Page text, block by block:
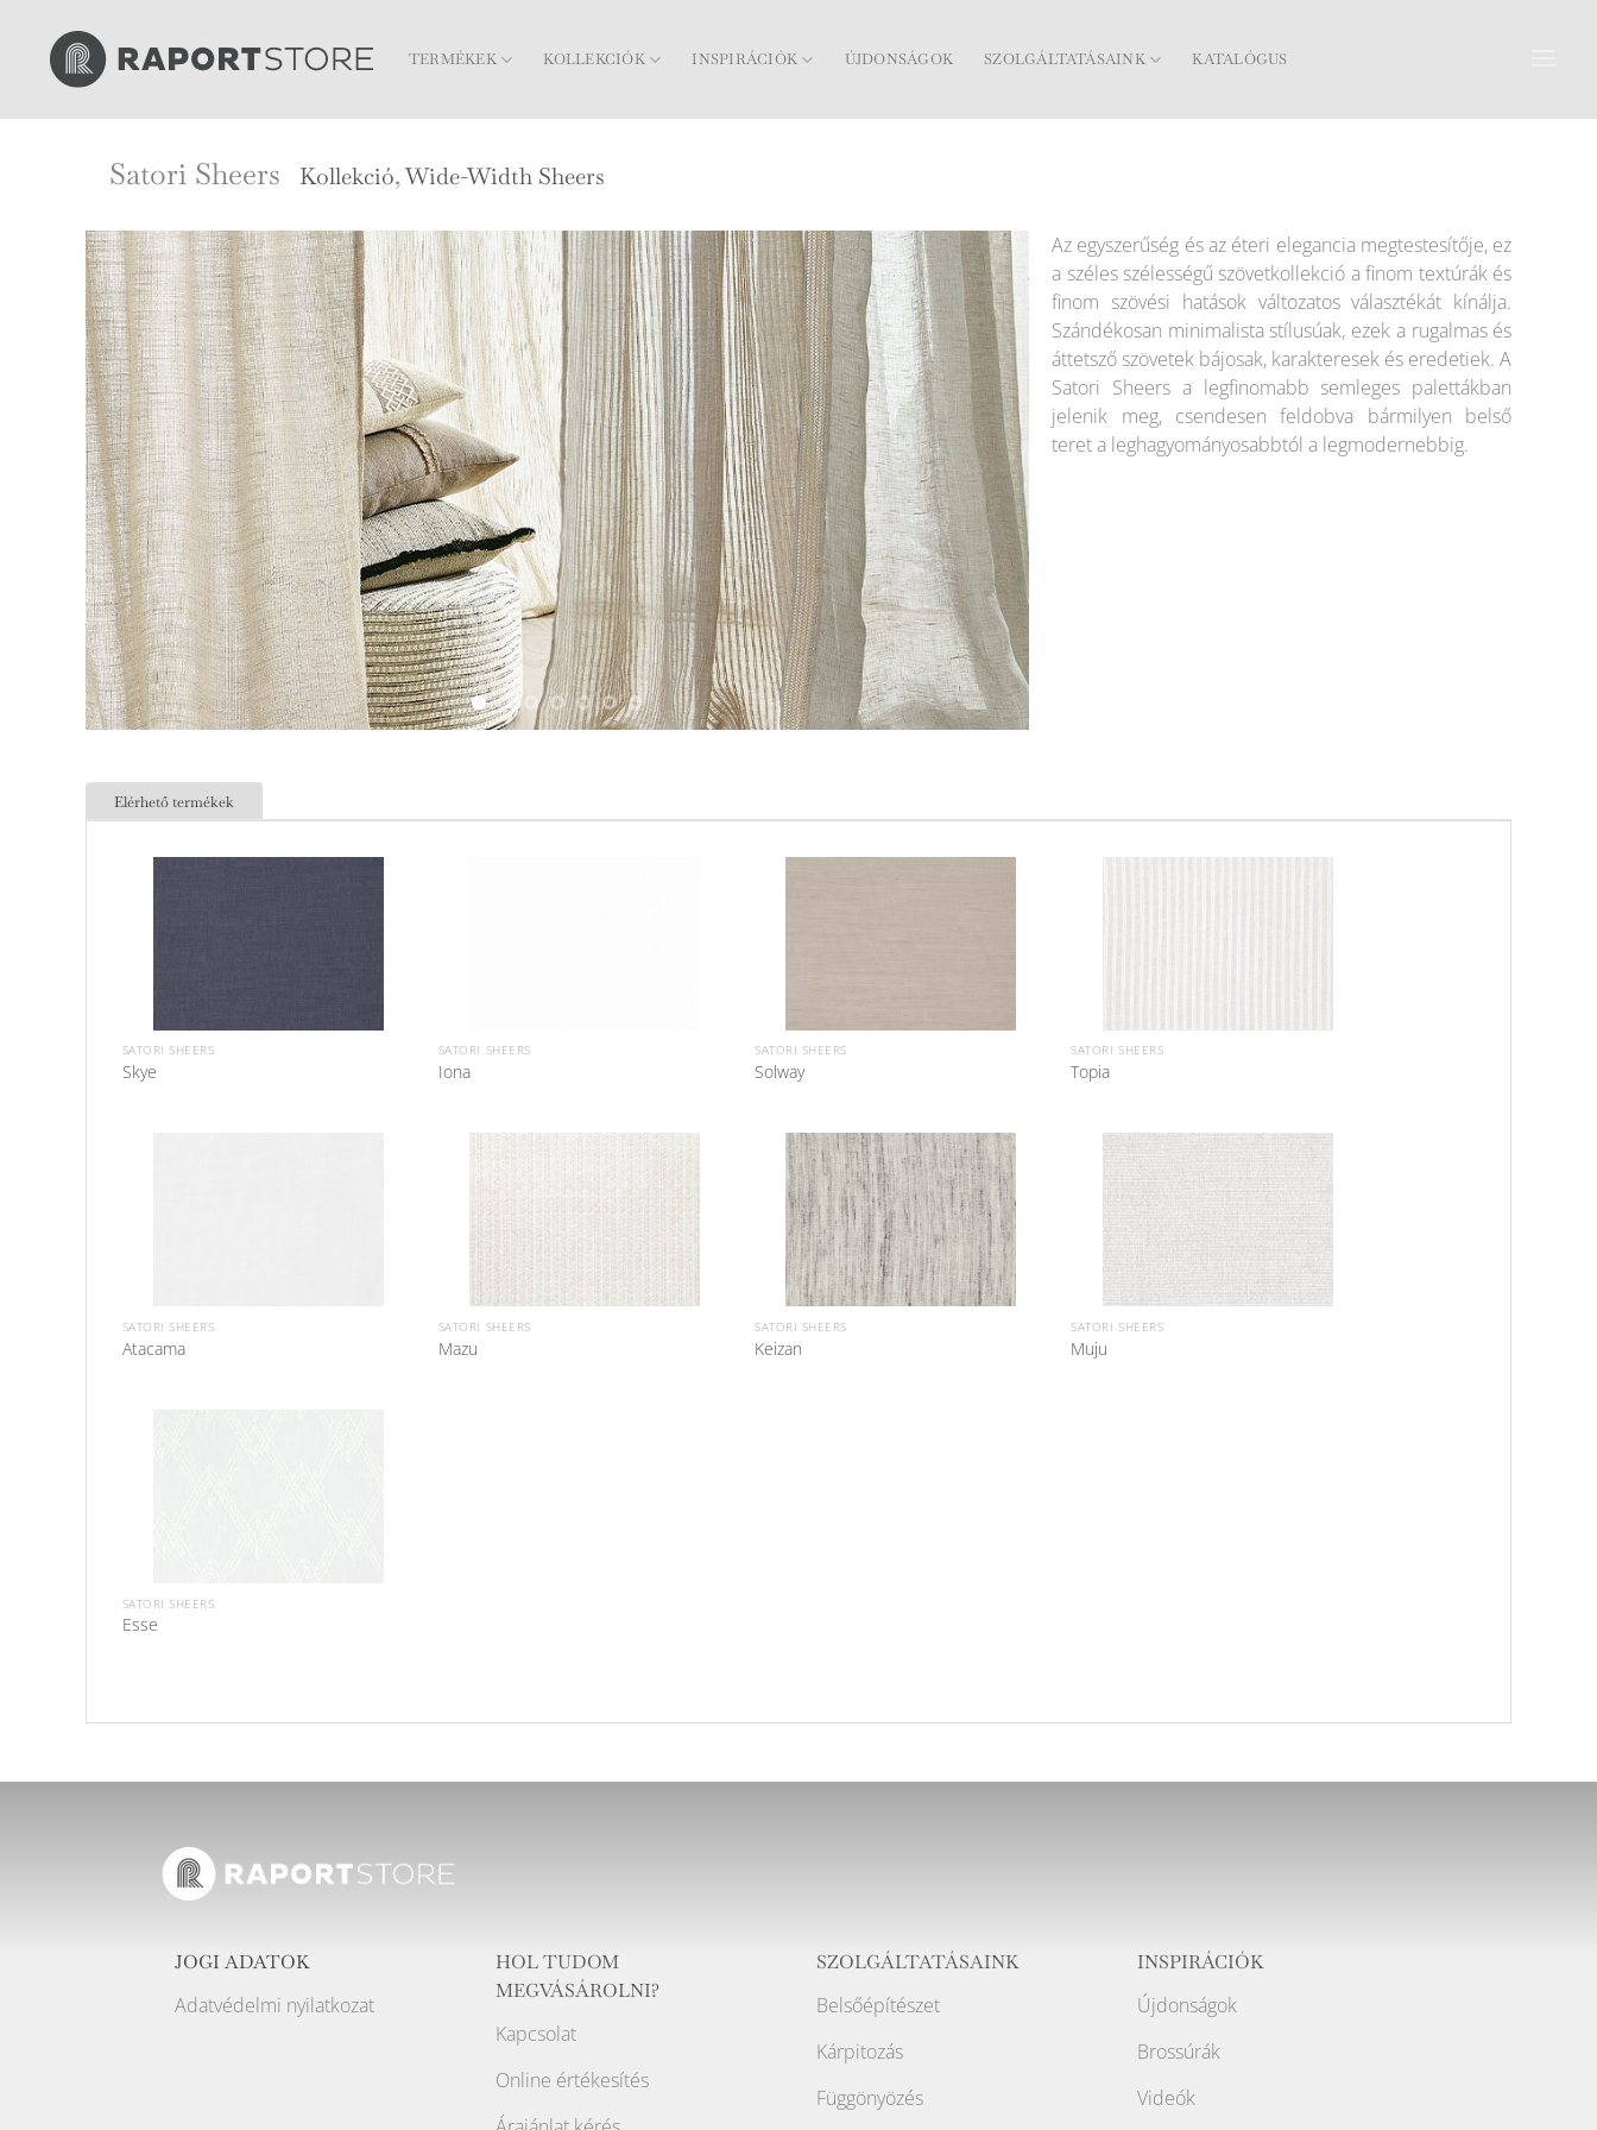
content
TERMÉKEK KOLLEKCIÓK INSPIRÁCIÓK ÚJDONSÁGOK SZOLGÁLTATÁSAINK KATALÓGUS
Satori Sheers Kollekció,Wide-Width Sheers
Az egyszerűség és az éteri elegancia megtestesítője, ez
a széles szélességű szövetkollekció a finom textúrák és
finom szövési hatások változatos választékát kínálja.
Szándékosan minimalista stílusúak, ezek a rugalmas és
áttetsző szövetek bájosak, karakteresek és eredetiek. A
Satori Sheers a legfinomabb semleges palettákban
jelenik meg, csendesen feldobva bármilyen belső
teret a leghagyományosabbtól a legmodernebbig.
Elérhető termékek
SATORI SHEERS
Skye
SATORI SHEERS
Iona
SATORI SHEERS
Solway
SATORI SHEERS
Topia
SATORI SHEERS
Atacama
SATORI SHEERS
Mazu
SATORI SHEERS
Keizan
SATORI SHEERS
Muju
SATORI SHEERS
Esse
JOGI ADATOK
Adatvédelmi nyilatkozat
HOL TUDOM
MEGVÁSÁROLNI?
Kapcsolat
Online értékesítés
SZOLGÁLTATÁSAINK
Belsőépítészet
Kárpitozás
Függönyözés
INSPIRÁCIÓK
Újdonságok
Brossúrák
Videók